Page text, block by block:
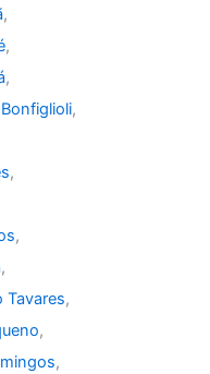
,
,
,
,
,
,
,
Tavares,
,
,